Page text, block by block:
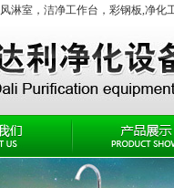
风淋室， 洁净工作台 ，彩钢板,净化